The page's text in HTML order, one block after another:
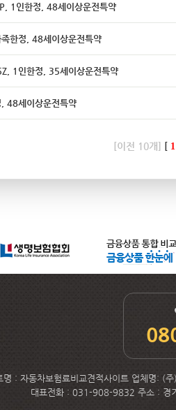
1인한정, 48세이상운전특약
한정, 48세이상운전특약
1인한정, 35세이상운전특약
48세이상운전특약
[이전 10개] [
명 : 자동차보험료비교견적사이트 업체명: (
대표전화 : 031-908-9832 주소 : 경